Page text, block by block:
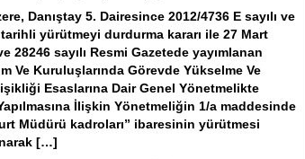
Danıştay 5. Dairesince 2012/4736 E sayılı ve
yürütmeyi durdurma kararı ile 27 Mart
28246 sayılı Resmi Gazetede yayımlanan
Ve Kuruluşlarında Görevde Yükselme Ve
Esaslarına Dair Genel Yönetmelikte
İlişkin Yönetmeliğin 1/a maddesinde
Müdürü kadroları” ibaresinin yürütmesi
[…]